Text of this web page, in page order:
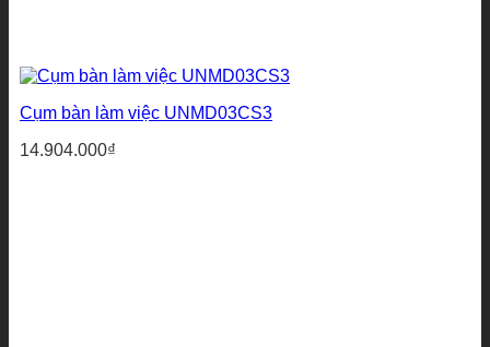
Cụm bàn làm việc UNMD03CS3
14.904.000₫